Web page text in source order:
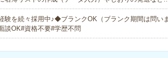
験を続々採用中♪◆ブランクOK（ブランク期間は問い
談OK#資格不要#学歴不問